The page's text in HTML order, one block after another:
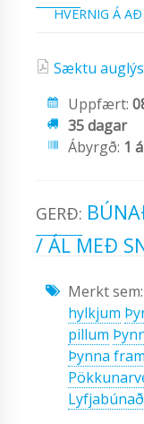
HVERNIG Á
Sæktu
Uppfært:
35 dagar
Ábyrgð: 1
GERÐ:
/ ÁL MEÐ
Merkt sem:
hylkjum
pillum
Þynna